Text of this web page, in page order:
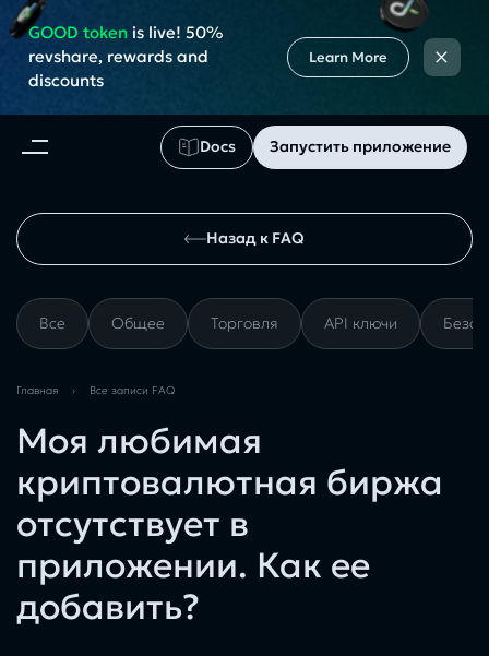
Docs Запустить приложение
GOOD tokenis live! 50%
revshare, rewards and
discounts
Learn More ×
Назад к FAQ
Все Общее Торговля API ключи
Главная › Все записи FAQ
Моя любимая
криптовалютная биржа
отсутствует в
приложении. Как ее
добавить?